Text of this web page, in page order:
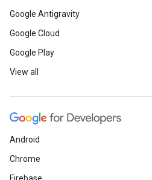
Google Antigravity
Google Cloud
Google Play
View all
Android
Chrome